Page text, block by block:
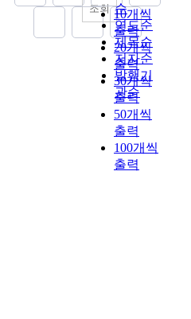
순
연도순
제목순
저자순
발행기
관순
10개씩
출력
20개씩
출력
30개씩
출력
50개씩
출력
100개씩
출력
조회